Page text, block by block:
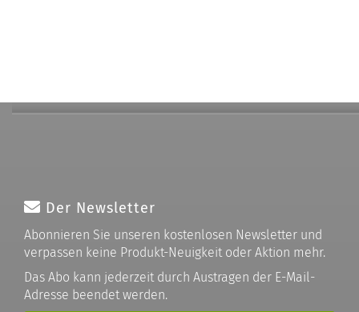
Der Newsletter
Abonnieren Sie unseren kostenlosen Newsletter und
verpassen keine Produkt-Neuigkeit oder Aktion mehr.
Das Abo kann jederzeit durch Austragen der E-Mail-
Adresse beendet werden.